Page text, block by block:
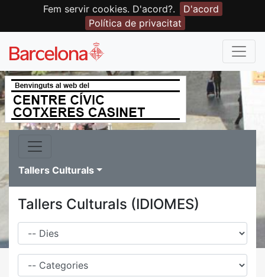
Fem servir cookies. D'acord?.
D'acord
Política de privacitat
Tallers Culturals
Tallers Culturals (IDIOMES)
Dies
Família